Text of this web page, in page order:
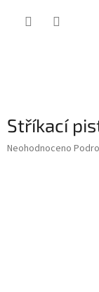
Stříkací
Průměrné
Neohodnoceno